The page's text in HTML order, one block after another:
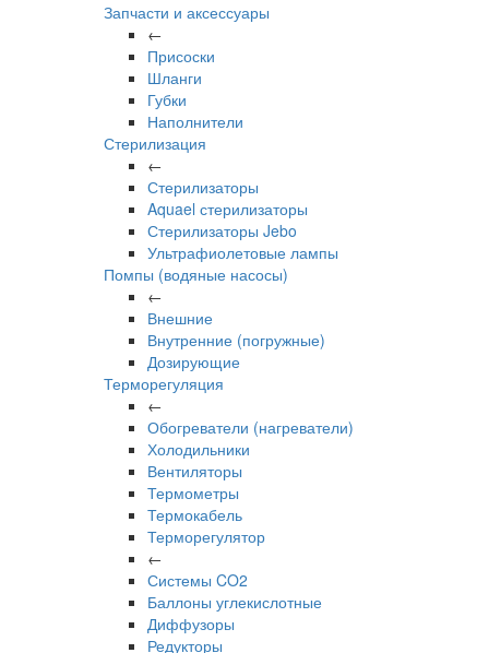
Запчасти и аксессуары
←
Присоски
Шланги
Губки
Наполнители
Стерилизация
←
Стерилизаторы
Aquael стерилизаторы
Стерилизаторы Jebo
Ультрафиолетовые лампы
Помпы (водяные насосы)
←
Внешние
Внутренние (погружные)
Дозирующие
Терморегуляция
←
Обогреватели (нагреватели)
Холодильники
Вентиляторы
Термометры
Термокабель
Терморегулятор
←
Системы CO2
Баллоны углекислотные
Диффузоры
Редукторы